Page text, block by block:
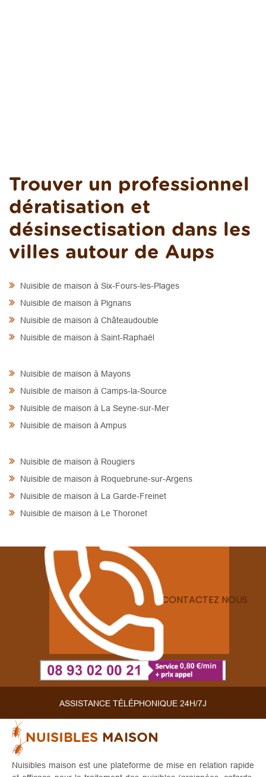
Trouver un professionnel
dératisation et
désinsectisation dans les
villes autour de Aups
Nuisible de maison à Six-Fours-les-Plages
Nuisible de maison à Pignans
Nuisible de maison à Châteaudouble
Nuisible de maison à Saint-Raphaël
Nuisible de maison à Mayons
Nuisible de maison à Camps-la-Source
Nuisible de maison à La Seyne-sur-Mer
Nuisible de maison à Ampus
Nuisible de maison à Rougiers
Nuisible de maison à Roquebrune-sur-Argens
Nuisible de maison à La Garde-Freinet
Nuisible de maison à Le Thoronet
CONTACTEZ NOUS
ASSISTANCE TÉLÉPHONIQUE 24H/7J
Nuisibles maison est une plateforme de mise en relation rapide